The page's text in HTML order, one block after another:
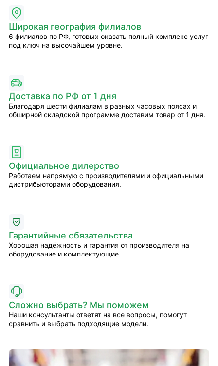
Широкая география филиалов
6 филиалов по РФ, готовых оказать полный комплекс услуг
под ключ на высочайшем уровне.
Доставка по РФ от 1 дня
Благодаря шести филиалам в разных часовых поясах и
обширной складской программе доставим товар от 1 дня.
Официальное дилерство
Работаем напрямую с производителями и официальными
дистрибьюторами оборудования.
Гарантийные обязательства
Хорошая надёжность и гарантия от производителя на
оборудование и комплектующие.
Сложно выбрать? Мы поможем
Наши консультанты ответят на все вопросы, помогут
сравнить и выбрать подходящие модели.